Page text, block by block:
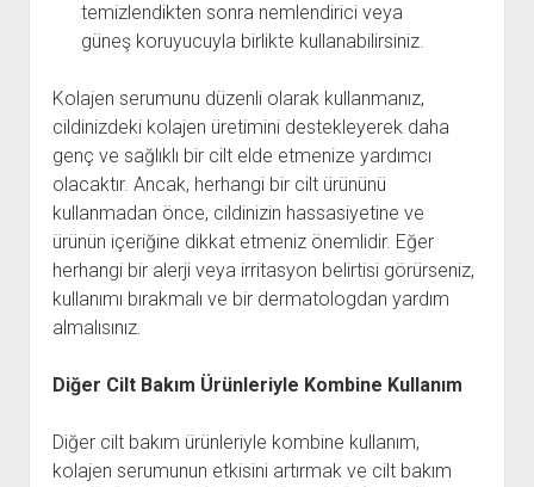
temizlendikten sonra nemlendirici veya
güneş koruyucuyla birlikte kullanabilirsiniz.
Kolajen serumunu düzenli olarak kullanmanız,
cildinizdeki kolajen üretimini destekleyerek daha
genç ve sağlıklı bir cilt elde etmenize yardımcı
olacaktır. Ancak, herhangi bir cilt ürününü
kullanmadan önce, cildinizin hassasiyetine ve
ürünün içeriğine dikkat etmeniz önemlidir. Eğer
herhangi bir alerji veya irritasyon belirtisi görürseniz,
kullanımı bırakmalı ve bir dermatologdan yardım
almalısınız.
Diğer Cilt Bakım Ürünleriyle Kombine Kullanım
Diğer cilt bakım ürünleriyle kombine kullanım,
kolajen serumunun etkisini artırmak ve cilt bakım